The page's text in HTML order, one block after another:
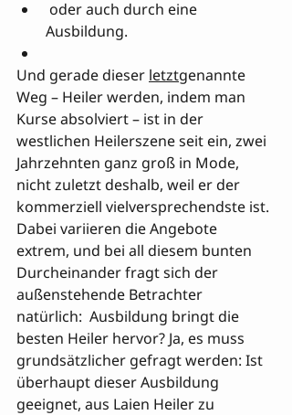
Ausbildung.
Und gerade dieser letztgenannte
Weg – Heiler werden, indem man
Kurse absolviert – ist in der
westlichen Heilerszene seit ein, zwei
Jahrzehnten ganz groß in Mode,
nicht zuletzt deshalb, weil er der
kommerziell vielversprechendste ist.
Dabei variieren die Angebote
extrem, und bei all diesem bunten
Durcheinander fragt sich der
außenstehende Betrachter
natürlich:  Ausbildung bringt die
besten Heiler hervor? Ja, es muss
grundsätzlicher gefragt werden: Ist
überhaupt dieser Ausbildung
geeignet, aus Laien Heiler zu